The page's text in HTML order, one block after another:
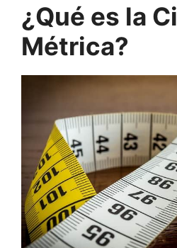
¿Qué es la
Métrica?